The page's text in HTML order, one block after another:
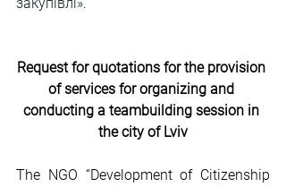
Request for quotations for the provision
of services for organizing and
conducting a teambuilding session in
the city of Lviv
The NGO “Development of Citizenship